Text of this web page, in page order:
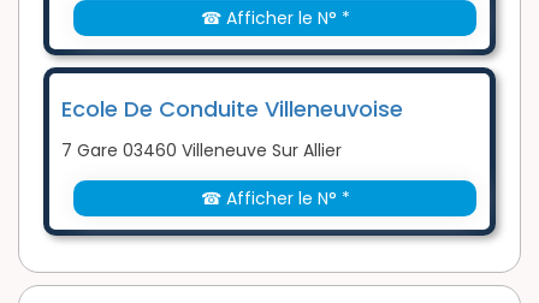
☎ Afficher le N° *
Ecole De Conduite Villeneuvoise
7 Gare 03460 Villeneuve Sur Allier
☎ Afficher le N° *